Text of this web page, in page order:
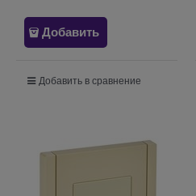
Добавить
Добавить в сравнение